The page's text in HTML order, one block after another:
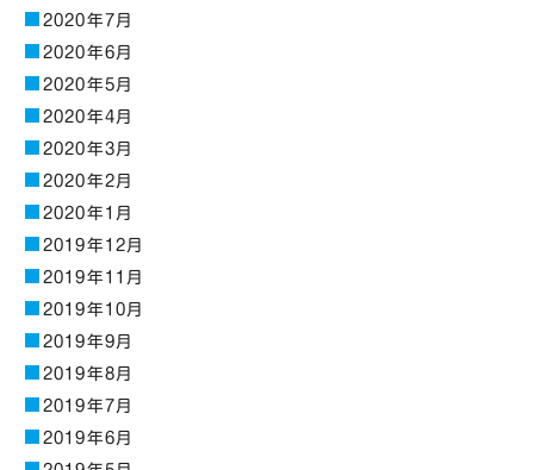
2020年7月
2020年6月
2020年5月
2020年4月
2020年3月
2020年2月
2020年1月
2019年12月
2019年11月
2019年10月
2019年9月
2019年8月
2019年7月
2019年6月